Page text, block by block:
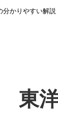
分かりやすい解説
東